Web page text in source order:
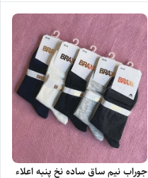
جوراب نیم ساق ساده نخ پنبه اعلاء